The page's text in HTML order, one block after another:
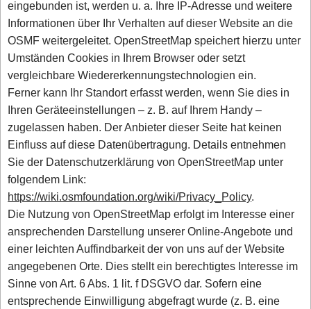
eingebunden ist, werden u. a. Ihre IP-Adresse und weitere
Informationen über Ihr Verhalten auf dieser Website an die
OSMF weitergeleitet. OpenStreetMap speichert hierzu unter
Umständen Cookies in Ihrem Browser oder setzt
vergleichbare Wiedererkennungstechnologien ein.
Ferner kann Ihr Standort erfasst werden, wenn Sie dies in
Ihren Geräteeinstellungen – z. B. auf Ihrem Handy –
zugelassen haben. Der Anbieter dieser Seite hat keinen
Einfluss auf diese Datenübertragung. Details entnehmen
Sie der Datenschutzerklärung von OpenStreetMap unter
folgendem Link:
https://wiki.osmfoundation.org/wiki/Privacy_Policy.
Die Nutzung von OpenStreetMap erfolgt im Interesse einer
ansprechenden Darstellung unserer Online-Angebote und
einer leichten Auffindbarkeit der von uns auf der Website
angegebenen Orte. Dies stellt ein berechtigtes Interesse im
Sinne von Art. 6 Abs. 1 lit. f DSGVO dar. Sofern eine
entsprechende Einwilligung abgefragt wurde (z. B. eine